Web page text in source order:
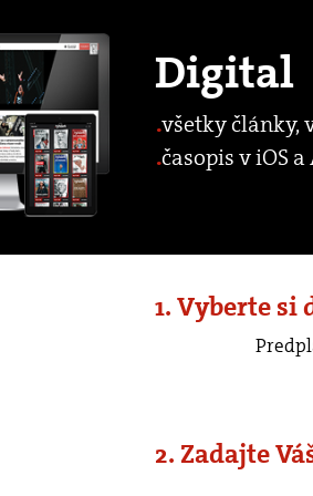
Digital
všetky články,
časopis v iOS
1. Vyberte
2. Zadajte